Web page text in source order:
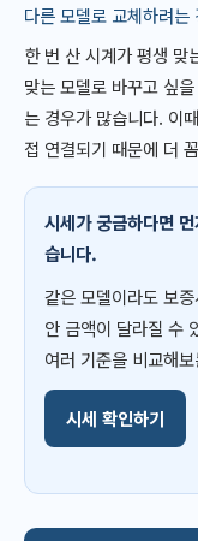
다른 모델로 교체하려는
한 번 산 시계가 평생 맞
맞는 모델로 바꾸고 싶
는 경우가 많습니다. 이
접 연결되기 때문에 더
시세가 궁금하다면
습니다.
같은 모델이라도 보
안 금액이 달라질 수
여러 기준을 비교해
시세 확인하기